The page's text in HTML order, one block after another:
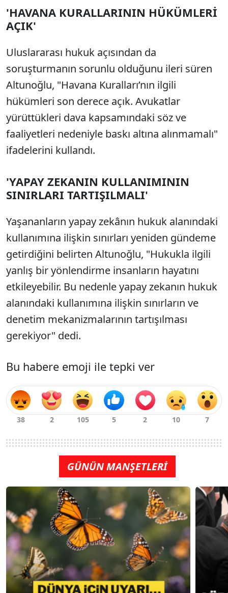
'HAVANA KURALLARININ HÜKÜMLERİ
AÇIK'
Uluslararası hukuk açısından da
soruşturmanın sorunlu olduğunu ileri süren
Altunoğlu, "Havana Kuralları’nın ilgili
hükümleri son derece açık. Avukatlar
yürüttükleri dava kapsamındaki söz ve
faaliyetleri nedeniyle baskı altına alınmamalı"
ifadelerini kullandı.
'YAPAY ZEKANIN KULLANIMININ
SINIRLARI TARTIŞILMALI'
Yaşananların yapay zekânın hukuk alanındaki
kullanımına ilişkin sınırları yeniden gündeme
getirdiğini belirten Altunoğlu, "Hukukla ilgili
yanlış bir yönlendirme insanların hayatını
etkileyebilir. Bu nedenle yapay zekanın hukuk
alanındaki kullanımına ilişkin sınırların ve
denetim mekanizmalarının tartışılması
gerekiyor" dedi.
Bu habere emoji ile tepki ver
GÜNÜN MANŞETLERİ